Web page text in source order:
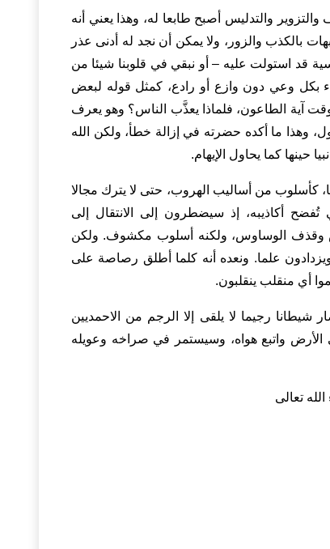
والتدليس أصبح طابعا له، وهذا يعني أنه
بالكذب والزور، ولا يمكن أن نجد له أدنى عذر
قد استولت عليه – أو نبقي في قلوبنا شيئا من
بكل وعي دون وازع أو رادع، كمثل قوله لبعض
آية الطاعون، فلماذا يعذَّب الناس؟ وهو يعرف
وهذا ما أكده حضرته في إزالة خطأ، ولكن الله
كأسلوب من أساليب الهروب، حتى لا يترك مجالا
تُفضح أكاذيبه، إذ سيضطرون إلى الانتقال إلى
وقذف الوساوس، ولكنه أسلوب مكشوف. ولكن
علما. ونعده أنه كلما أطلق رصاصة على
أي منقلب ينقلبون.
شيطانا رجيما لا يلقى إلا الرجم من الاحمديين
الأرض واتبع هواه، وسيستمر في صراخه وعويله
تعالى